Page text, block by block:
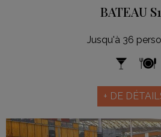
BATEAU
Jusqu'à 36
+ DE